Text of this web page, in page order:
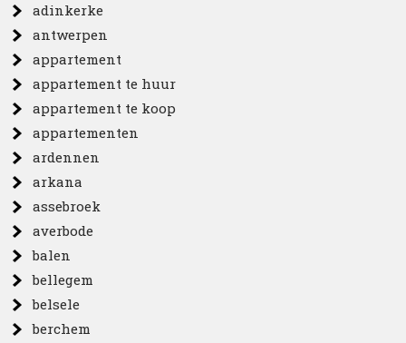
adinkerke
antwerpen
appartement
appartement te huur
appartement te koop
appartementen
ardennen
arkana
assebroek
averbode
balen
bellegem
belsele
berchem